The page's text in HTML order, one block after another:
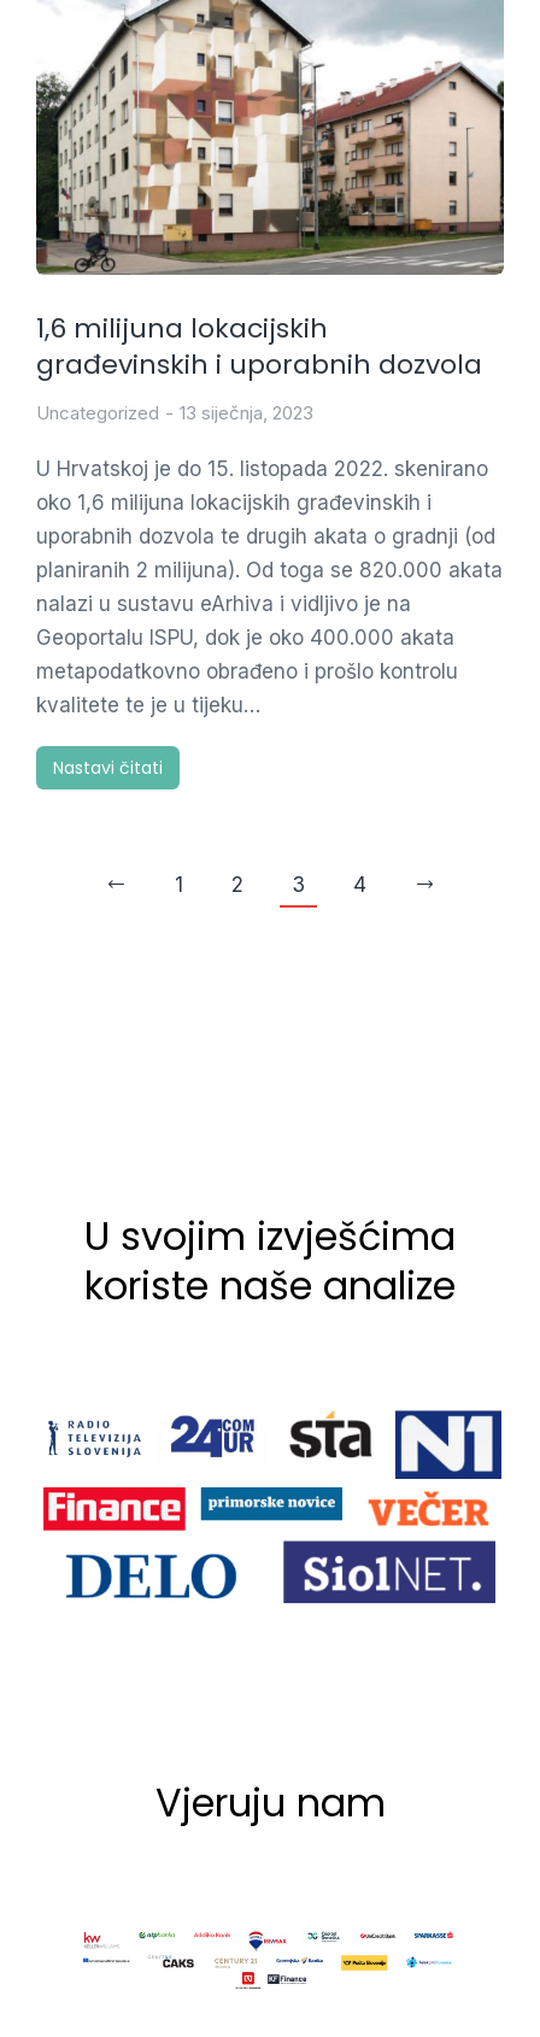
1,6 milijuna lokacijskih
građevinskih i uporabnih dozvola
Uncategorized 13 siječnja, 2023
U Hrvatskoj je do 15. listopada 2022. skenirano
oko 1,6 milijuna lokacijskih građevinskih i
uporabnih dozvola te drugih akata o gradnji (od
planiranih 2 milijuna). Od toga se 820.000 akata
nalazi u sustavu eArhiva i vidljivo je na
Geoportalu ISPU, dok je oko 400.000 akata
metapodatkovno obrađeno i prošlo kontrolu
kvalitete te je u tijeku…
Nastavi čitati
1 2 3 4
U svojim izvješćima
koriste naše analize
Vjeruju nam